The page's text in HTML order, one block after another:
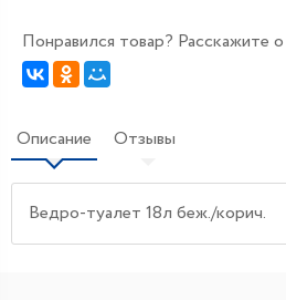
Понравился товар? Расскажите
Описание Отзывы
Ведро-туалет 18л беж./корич.